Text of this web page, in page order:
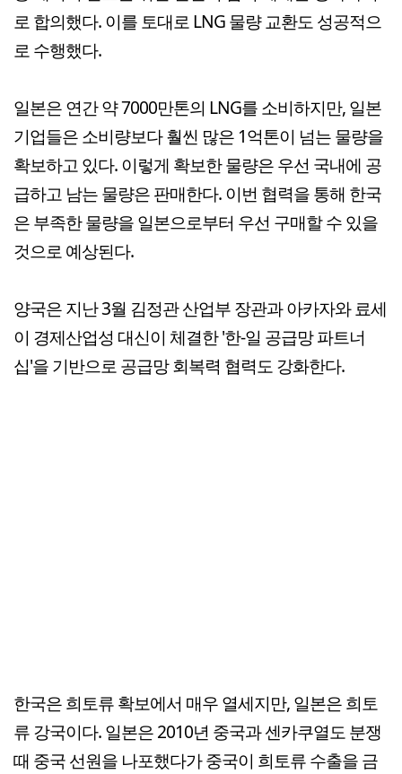
로 합의했다. 이를 토대로 LNG 물량 교환도 성공적으
로 수행했다.
일본은 연간 약 7000만톤의 LNG를 소비하지만, 일본
기업들은 소비량보다 훨씬 많은 1억톤이 넘는 물량을
확보하고 있다. 이렇게 확보한 물량은 우선 국내에 공
급하고 남는 물량은 판매한다. 이번 협력을 통해 한국
은 부족한 물량을 일본으로부터 우선 구매할 수 있을
것으로 예상된다.
양국은 지난 3월 김정관 산업부 장관과 아카자와 료세
이 경제산업성 대신이 체결한 '한-일 공급망 파트너
십'을 기반으로 공급망 회복력 협력도 강화한다.
한국은 희토류 확보에서 매우 열세지만, 일본은 희토
류 강국이다. 일본은 2010년 중국과 센카쿠열도 분쟁
때 중국 선원을 나포했다가 중국이 희토류 수출을 금